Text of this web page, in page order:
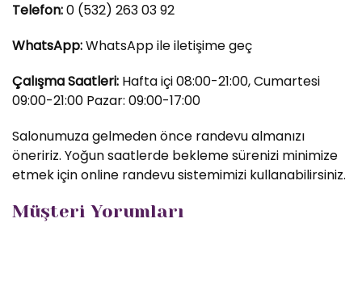
Telefon:0 (532) 263 03 92
WhatsApp:WhatsApp ile iletişime geç
Çalışma Saatleri: Hafta içi 08:00-21:00, Cumartesi
09:00-21:00 Pazar: 09:00-17:00
Salonumuza gelmeden önce randevu almanızı
öneririz. Yoğun saatlerde bekleme sürenizi minimize
etmek için online randevu sistemimizi kullanabilirsiniz.
Müşteri Yorumları